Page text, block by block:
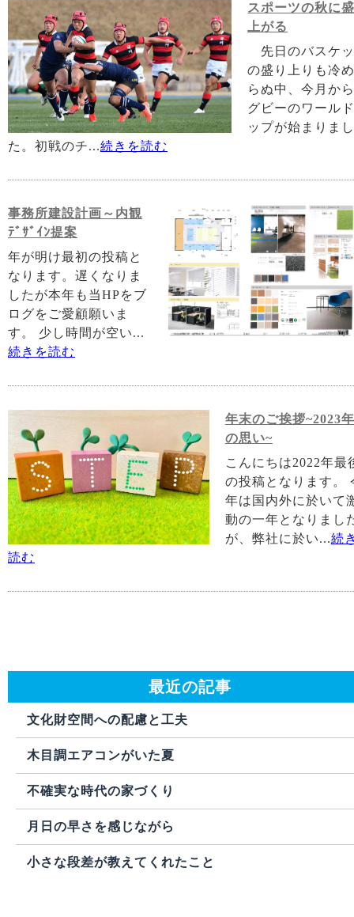
スポーツの秋に
上がる
先日のバスケ
の盛り上りも冷
らぬ中、今月か
グビーのワール
ップが始まりま
た。初戦のチ...続きを読む
事務所建設計画～内観
ﾃﾞｻﾞｲﾝ提案
年が明け最初の投稿と
なります。遅くなりま
したが本年も当HPをブ
ログをご愛顧願いま
す。 少し時間が空い...
続きを読む
年末のご挨拶~2023
の思い~
こんにちは2022年最
の投稿となります。
年は国内外に於いて
動の一年となりまし
が、弊社に於い...続
読む
最近の記事
文化財空間への配慮と工夫
木目調エアコンがいた夏
不確実な時代の家づくり
月日の早さを感じながら
小さな段差が教えてくれたこと